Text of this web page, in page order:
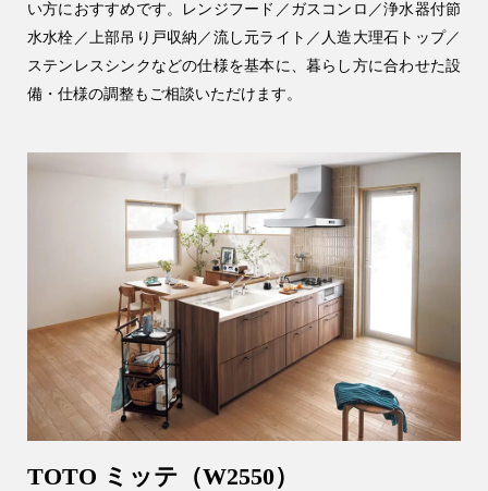
い方におすすめです。レンジフード／ガスコンロ／浄水器付節
水水栓／上部吊り戸収納／流し元ライト／人造大理石トップ／
ステンレスシンクなどの仕様を基本に、暮らし方に合わせた設
備・仕様の調整もご相談いただけます。
TOTO ミッテ（W2550）